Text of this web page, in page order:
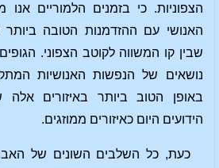
הצפוניות. כי בזמנים הלמוריים
האנושי עם ההזדמנות הטובה
שבין קו המשווה לקוטב הצפוני.
נושאים של הנפשות האנושיות
באופן הטוב ביותר באיזורים
הידועים היום כאיזורים ממוזגים.
כעת, כל השלבים השונים של